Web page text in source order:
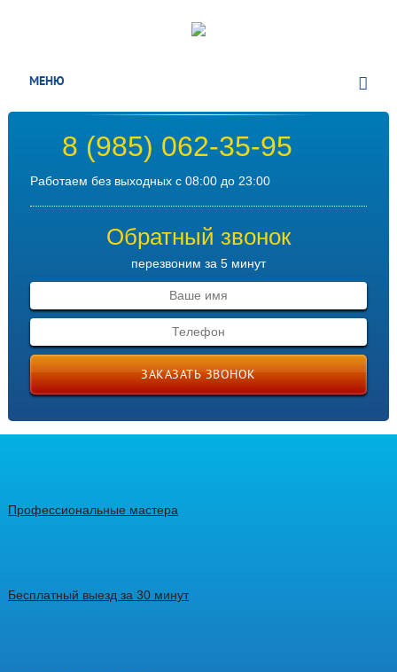
МЕНЮ
8 (985) 062-35-95
Работаем без выходных с 08:00 до 23:00
Обратный звонок
перезвоним за 5 минут
ЗАКАЗАТЬ ЗВОНОК
Профессиональные мастера
Бесплатный выезд за 30 минут